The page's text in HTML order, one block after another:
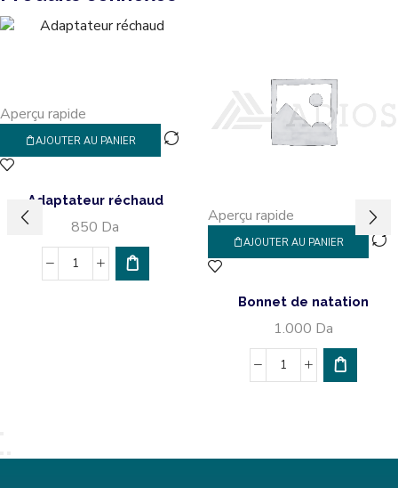
Aperçu rapide
AJOUTER AU PANIER
Adaptateur réchaud
850 Da
Aperçu rapide
AJOUTER AU PANIER
Bonnet de natation
1.000 Da